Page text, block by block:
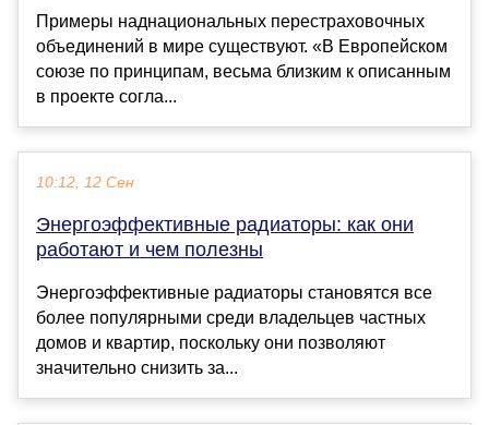
Примеры наднациональных перестраховочных
объединений в мире существуют. «В Европейском
союзе по принципам, весьма близким к описанным
в проекте согла...
10:12, 12 Сен
Энергоэффективные радиаторы: как они
работают и чем полезны
Энергоэффективные радиаторы становятся все
более популярными среди владельцев частных
домов и квартир, поскольку они позволяют
значительно снизить за...